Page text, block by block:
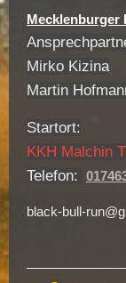
Mecklenburger
Mirko Kizina
Martin
Startort:
KKH Malchin
Telefon:
black-bull-